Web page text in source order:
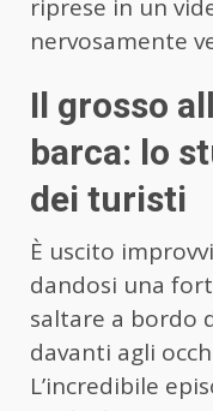
riprese in un
nervosamente
Il grosso
barca: lo
dei turisti
È uscito
dandosi una
saltare a bordo
davanti agli
L’incredibile